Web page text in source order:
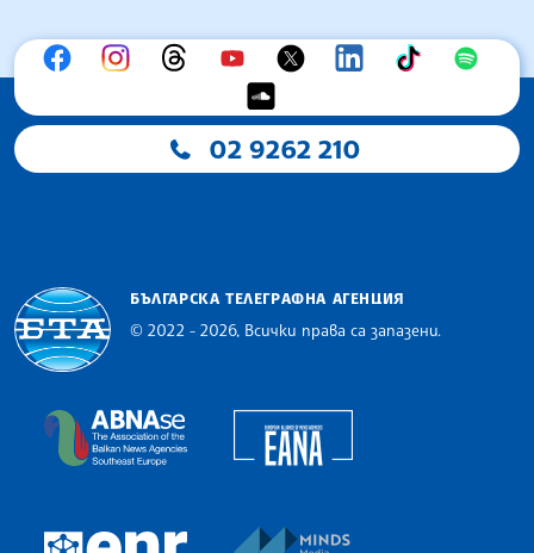
02 9262 210
БЪЛГАРСКА ТЕЛЕГРАФНА АГЕНЦИЯ
© 2022 - 2026, Всички права са запазени.
The Assocoation of the Balkan News Agencies
European Newsroom